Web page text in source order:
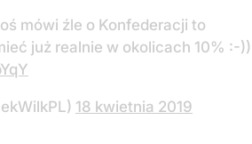
mówi źle o Konfederacji to
już realnie w okolicach 10% :-))
18 kwietnia 2019